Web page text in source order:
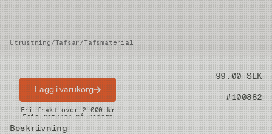
Utrustning/Tafsar/Tafsmaterial
Pris 99.00 SEK
Artikelnummer #100882
Beskrivning
Lägg i varukorg
Snabba leveranser
Fri frakt över 2.000 kr
Fria returer på vadare